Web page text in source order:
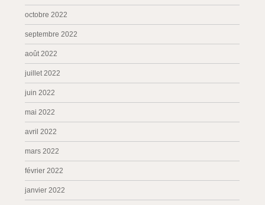
octobre 2022
septembre 2022
août 2022
juillet 2022
juin 2022
mai 2022
avril 2022
mars 2022
février 2022
janvier 2022